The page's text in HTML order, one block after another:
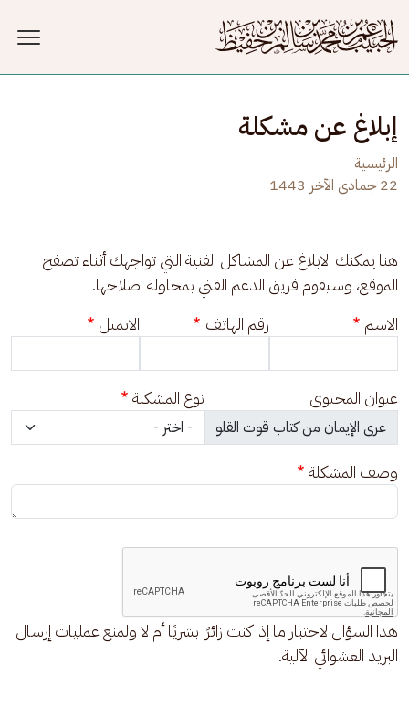
إبلاغ عن مشكلة
الرئيسية
22 جمادى الآخر 1443
هنا يمكنك الابلاغ عن المشاكل الفنية التي تواجهك أثناء تصفح
الموقع، وسيقوم فريق الدعم الفني بمحاولة اصلاحها.
الاسم
رقم الهاتف الايميل
عنوان المحتوى نوع المشكلة
وصف المشكلة
هذا السؤال لاختبار ما إذا كنت زائرًا بشريًا أم لا ولمنع عمليات إرسال
البريد العشوائي الآلية.